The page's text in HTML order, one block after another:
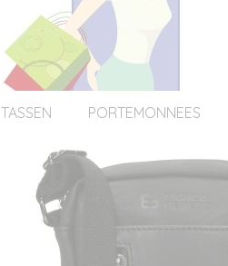
TASSEN PORTEMONNEES